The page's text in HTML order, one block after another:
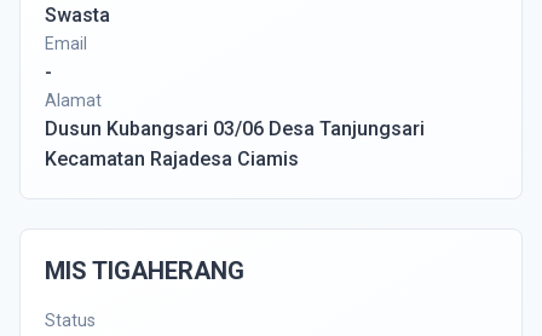
Swasta
Email
-
Alamat
Dusun Kubangsari 03/06 Desa Tanjungsari
Kecamatan Rajadesa Ciamis
MIS TIGAHERANG
Status